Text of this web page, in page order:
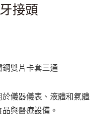
接頭
雙片卡套三通
儀器儀表、液體和氣體
與醫療設備。